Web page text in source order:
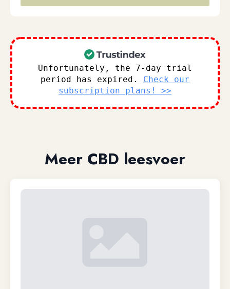
Unfortunately, the 7-day trial
period has expired. Check our
subscription plans! >>
Meer CBD leesvoer